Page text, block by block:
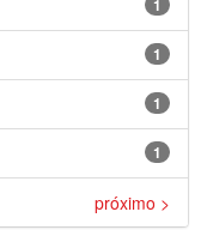
1
1
1
1
próximo >